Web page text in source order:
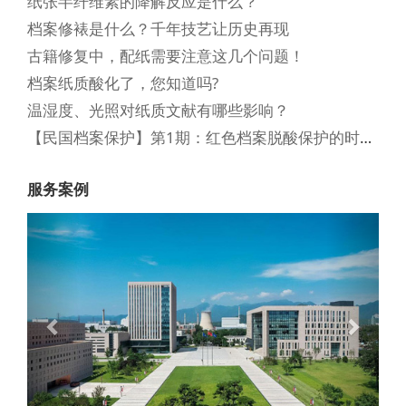
档案修裱是什么？千年技艺让历史再现
古籍修复中，配纸需要注意这几个问题！
档案纸质酸化了，您知道吗?
温湿度、光照对纸质文献有哪些影响？
【民国档案保护】第1期：红色档案脱酸保护的时代价值与历史使命
服务案例
Previous